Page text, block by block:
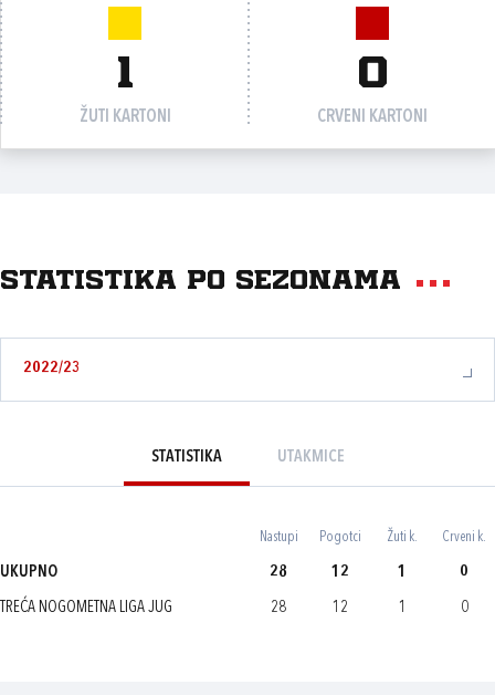
1
ŽUTI KARTONI
0
CRVENI KARTONI
Statistika po sezonama
2022/23
STATISTIKA UTAKMICE
Nastupi Pogotci Žuti k. Crveni k.
UKUPNO 28 12 1 0
TREĆA NOGOMETNA LIGA JUG 28 12 1 0